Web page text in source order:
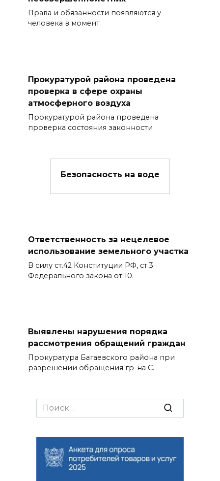
Права и обязанности появляются у
человека в момент
Прокуратурой района проведена
проверка в сфере охраны
атмосферного воздуха
Прокуратурой района проведена
проверка состояния законности
Безопасность на воде
Ответственность за нецелевое
использование земельного участка
В силу ст.42 Конституции РФ, ст.3
Федерального закона от 10.
Выявлены нарушения порядка
рассмотрения обращений граждан
Прокуратура Багаевского района при
разрешении обращения гр-на С.
Search
for: